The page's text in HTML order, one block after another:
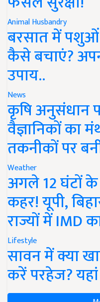
Animal Husbandry
बरसात में पशुओं
कैसे बचाएं?
उपाय..
News
कृषि अनुसंधान
वैज्ञानिकों का
तकनीकों पर
Weather
अगले 12 घंटों के
कहर! यूपी,
राज्यों में IMD
Lifestyle
सावन में क्या
करें परहेज?